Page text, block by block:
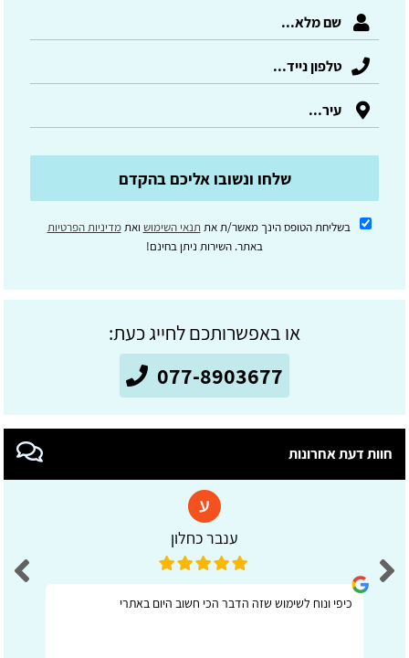
שלחו ונשובו אליכם בהקדם
בשליחת הטופס הינך מאשר/ת את תנאי השימוש ואתמדיניות הפרטיות
באתר. השירות ניתן בחינם!
או באפשרותכם לחייג כעת:
077-8903677
חוות דעת אחרונות
ענבר כחלון
כיפי ונוח לשימוש שזה הדבר הכי חשוב היום באתרי